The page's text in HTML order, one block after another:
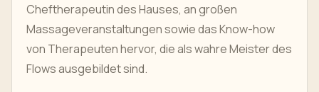
Cheftherapeutin des Hauses, an großen
Massageveranstaltungen sowie das Know-how
von Therapeuten hervor, die als wahre Meister des
Flows ausgebildet sind.